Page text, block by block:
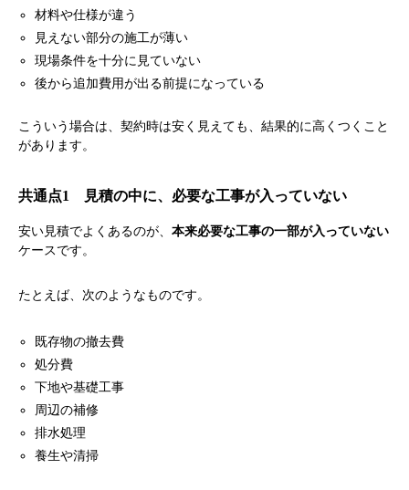
材料や仕様が違う
見えない部分の施工が薄い
現場条件を十分に見ていない
後から追加費用が出る前提になっている
こういう場合は、契約時は安く見えても、結果的に高くつくこと
があります。
共通点1 見積の中に、必要な工事が入っていない
安い見積でよくあるのが、 本来必要な工事の一部が入っていない
ケースです。
たとえば、次のようなものです。
既存物の撤去費
処分費
下地や基礎工事
周辺の補修
排水処理
養生や清掃